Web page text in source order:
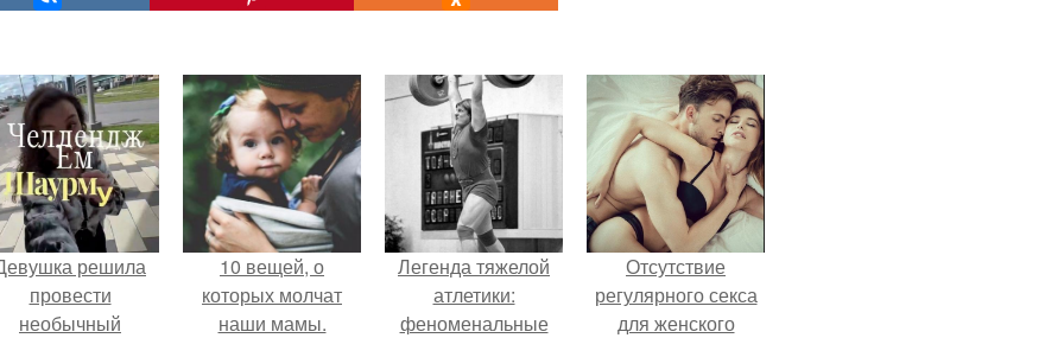
решила
провести
необычный
10 вещей, о
которых молчат
наши мамы.
Легенда тяжелой
атлетики:
феноменальные
Отсутствие
регулярного секса
для женского